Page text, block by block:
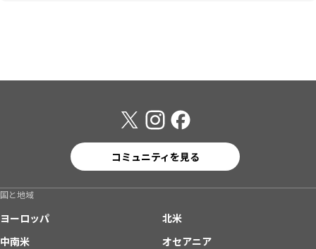
コミュニティを見る
国と地域
ヨーロッパ
北米
中南米
オセアニア